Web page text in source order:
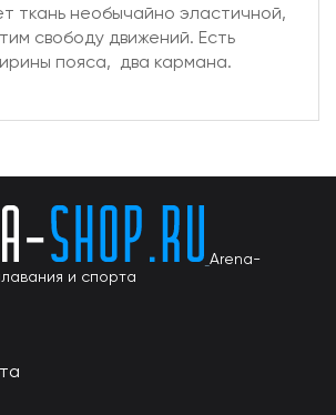
ткань необычайно эластичной,
свободу движений. Есть
пояса, два кармана.
Arena-
и спорта